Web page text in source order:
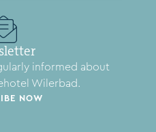
informed about
Wilerbad.
NOW